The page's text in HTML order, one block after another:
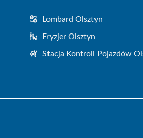
Lombard Olsztyn
Fryzjer Olsztyn
Stacja Kontroli Pojazdów